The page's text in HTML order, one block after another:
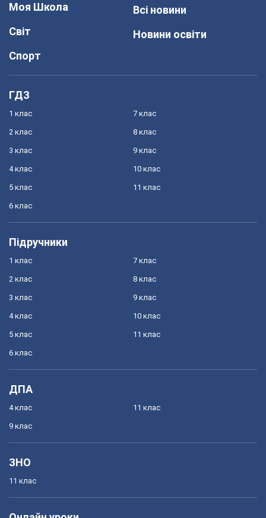
Моя Школа
Світ
Спорт
Всі новини
Новини освіти
ГДЗ
1 клас
2 клас
3 клас
4 клас
5 клас
6 клас
7 клас
8 клас
9 клас
10 клас
11 клас
Підручники
1 клас
2 клас
3 клас
4 клас
5 клас
6 клас
7 клас
8 клас
9 клас
10 клас
11 клас
ДПА
4 клас
9 клас
11 клас
ЗНО
11 клас